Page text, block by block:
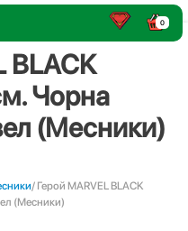
0
BLACK
Чорна
(Месники)
/ Герой MARVEL BLACK
(Месники)